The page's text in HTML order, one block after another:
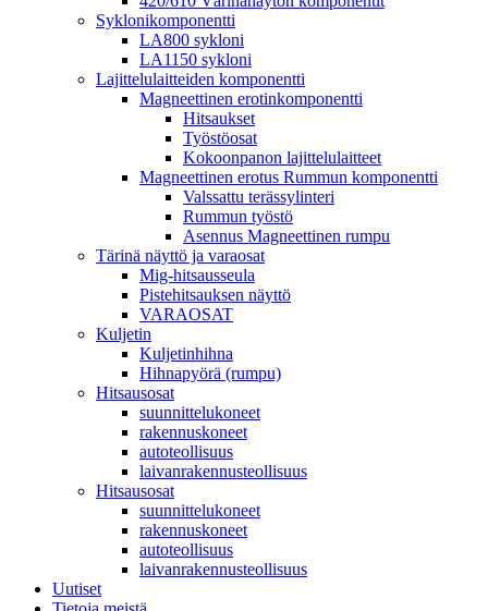
Syklonikomponentti
LA800 sykloni
LA1150 sykloni
Lajittelulaitteiden komponentti
Magneettinen erotinkomponentti
Hitsaukset
Työstöosat
Kokoonpanon lajittelulaitteet
Magneettinen erotus Rummun komponentti
Valssattu terässylinteri
Rummun työstö
Asennus Magneettinen rumpu
Tärinä näyttö ja varaosat
Mig-hitsausseula
Pistehitsauksen näyttö
VARAOSAT
Kuljetin
Kuljetinhihna
Hihnapyörä (rumpu)
Hitsausosat
suunnittelukoneet
rakennuskoneet
autoteollisuus
laivanrakennusteollisuus
Hitsausosat
suunnittelukoneet
rakennuskoneet
autoteollisuus
laivanrakennusteollisuus
Uutiset